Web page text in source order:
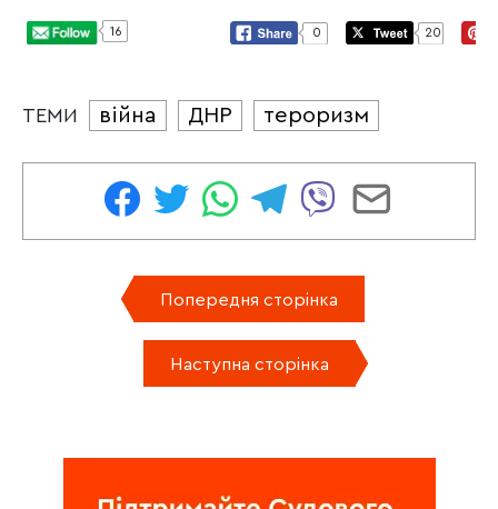
16 0 20
ТЕМИ війна ДНР тероризм
Попередня сторінка
Наступна сторінка